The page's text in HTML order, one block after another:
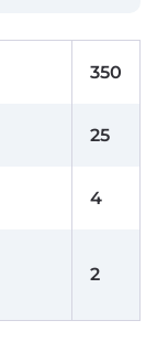
350
25
4
2